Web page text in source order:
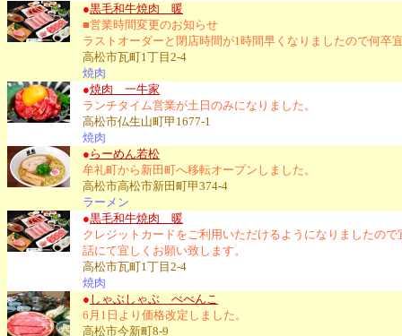
●黒毛和牛焼肉 暖
■営業時間変更のお知らせ
ラストオーダーと閉店時間が1時間早くなりましたので何卒
高松市瓦町1丁目2-4
焼肉
●焼肉 一牛家
ランチタイム営業が土日のみになりました。
高松市仏生山町甲1677-1
焼肉
● らーめん若松
牟礼町から新田町へ移転オープンしました。
高松市高松市新田町甲374-4
ラーメン
●黒毛和牛焼肉 暖
クレジットカードをご利用いただけるようになりましたの
話にて宜しくお願い致します。
高松市瓦町1丁目2-4
焼肉
● しゃぶしゃぶ べべんこ
6月1日より価格改定しました。
高松市今新町8-9